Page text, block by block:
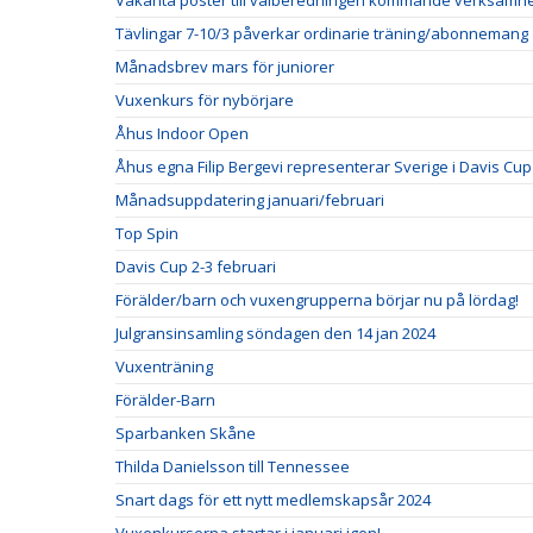
Tävlingar 7-10/3 påverkar ordinarie träning/abonnemang
Månadsbrev mars för juniorer
Vuxenkurs för nybörjare
Åhus Indoor Open
Åhus egna Filip Bergevi representerar Sverige i Davis Cup
Månadsuppdatering januari/februari
Top Spin
Davis Cup 2-3 februari
Förälder/barn och vuxengrupperna börjar nu på lördag!
Julgransinsamling söndagen den 14 jan 2024
Vuxenträning
Förälder-Barn
Sparbanken Skåne
Thilda Danielsson till Tennessee
Snart dags för ett nytt medlemskapsår 2024